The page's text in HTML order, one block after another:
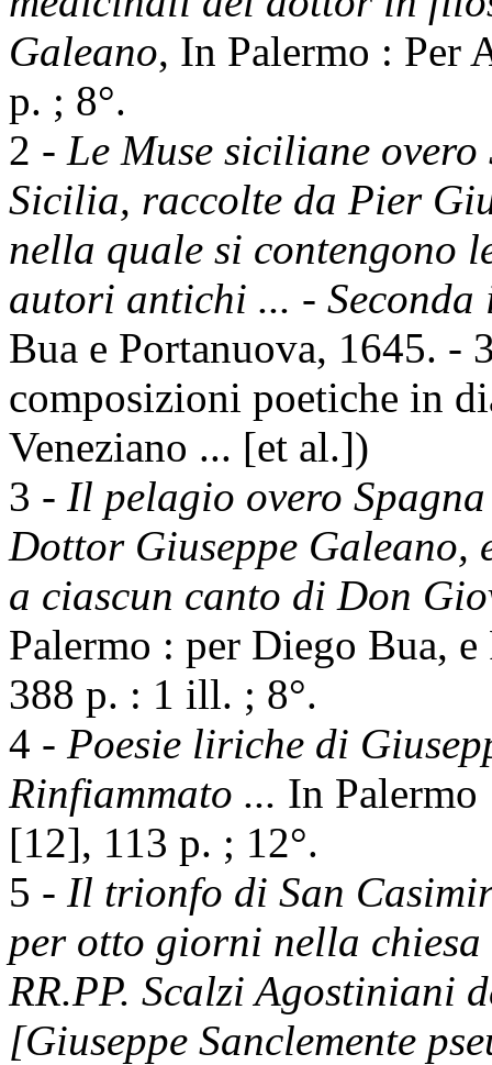
Galeano, In Palermo : Per
p. ; 8°.
2 - Le Muse siciliane
Sicilia, raccolte da Pier
nella quale si contengono
autori antichi ... - Seconda
Bua e Portanuova, 1645. -
composizioni poetiche in
Veneziano ... [et al.])
3 - Il pelagio overo
Dottor Giuseppe Galeano,
a ciascun canto di Don
Palermo : per Diego Bua,
388 p. : 1 ill. ; 8°.
4 - Poesie liriche di
Rinfiammato ... In
[12], 113 p. ; 12°.
5 - Il trionfo di San
per otto giorni nella
RR.PP. Scalzi Agostiniani
[Giuseppe Sanclemente